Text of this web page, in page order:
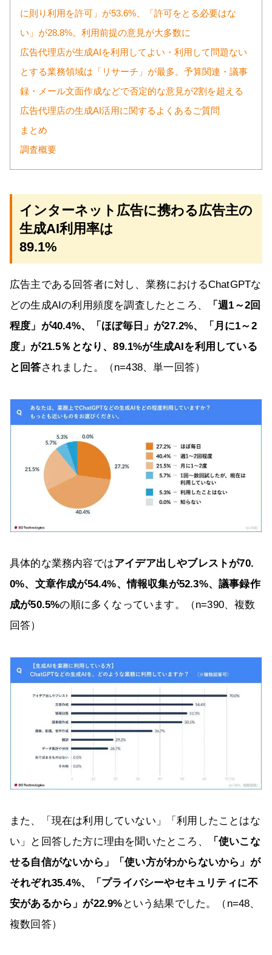
に則り利用を許可」が53.6%、「許可をとる必要はな
い」が28.8%。利用前提の意見が大多数に
広告代理店が生成AIを利用してよい・利用して問題ない
とする業務領域は「リサーチ」が最多。予算関連・議事
録・メール文面作成などで否定的な意見が2割を超える
広告代理店の生成AI活用に関するよくあるご質問
まとめ
調査概要
インターネット広告に携わる広告主の
生成AI利用率は
89.1%
広告主である回答者に対し、業務におけるChatGPTな
どの生成AIの利用頻度を調査したところ、
「週1～2回
程度」が40.4%、「ほぼ毎日」が27.2%、「月に1～2
度」が21.5％となり、89.1%が生成AIを利用している
と回答されました。（n=438、単一回答）
具体的な業務内容ではアイデア出しやブレストが70.
0%、文章作成が54.4%、情報収集が52.3%、議事録作
成が50.5%の順に多くなっています。（n=390、複数
回答）
また、「現在は利用していない」「利用したことはな
い」と回答した方に理由を聞いたところ、
「使いこな
せる自信がないから」「使い方がわからないから」が
それぞれ35.4%、「プライバシーやセキュリティに不
安があるから」が22.9% という結果でした。（n=48、
複数回答）